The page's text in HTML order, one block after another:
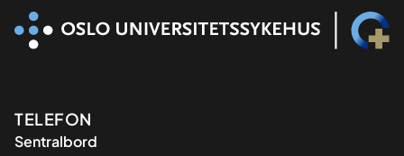
Kontaktinformasjon
TELEFON
Sentralbord